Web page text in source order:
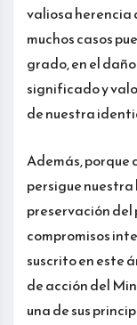
valiosa herencia
muchos casos
grado, en el
significado y
de nuestra
Además, porque
persigue
preservación
compromisos
suscrito en este
de acción del
una de sus